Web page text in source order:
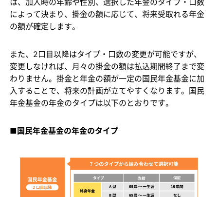
によって決まり、掛金の額に応じて、将来受取れる年金
の額が確定します。
また、2口目以降はタイプ・口数の変更が可能ですが、
変更しなければ、月々の掛金の額は払込期間終了まで変
わりません。掛金と年金の額が一定の国民年金基金に加
入することで、将来の計画が立てやすくなります。国民
年金基金の年金のタイプは以下のとおりです。
■国民年金基金の年金のタイプ